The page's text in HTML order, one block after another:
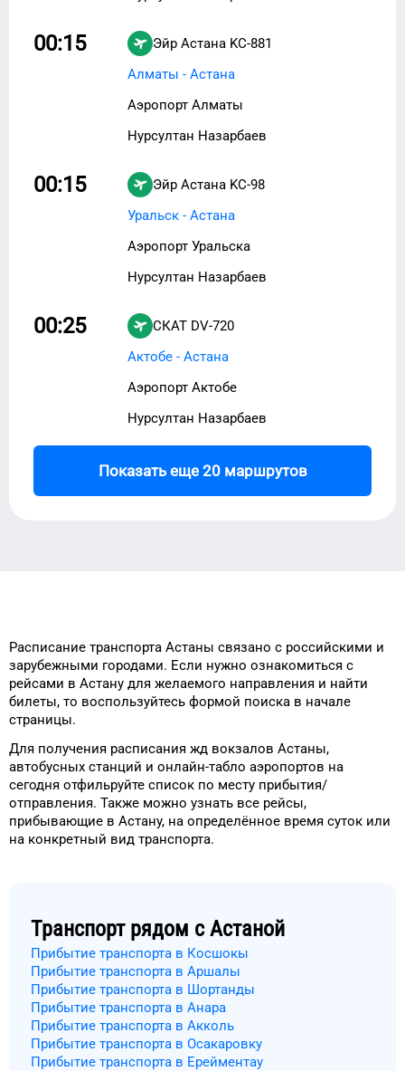
00:15 Эйр Астана KC-881
Алматы - Астана
Аэропорт Алматы
Нурсултан Назарбаев
00:15 Эйр Астана KC-98
Уральск - Астана
Аэропорт Уральска
Нурсултан Назарбаев
00:25 СКАТ DV-720
Актобе - Астана
Аэропорт Актобе
Нурсултан Назарбаев
Показать еще 20 маршрутов
Расписание транспорта Астаны связано с российскими и
зарубежными городами. Если нужно ознакомиться с
рейсами в Астану для желаемого направления и найти
билеты, то воспользуйтесь формой поиска в начале
страницы.
Для получения расписания жд вокзалов Астаны,
автобусных станций и онлайн-табло аэропортов на
сегодня отфильруйте список по месту прибытия/
отправления. Также можно узнать все рейсы,
прибывающие в Астану, на определённое время суток или
на конкретный вид транспорта.
Транспорт рядом с Астаной
Прибытие транспорта в Косшокы
Прибытие транспорта в Аршалы
Прибытие транспорта в Шортанды
Прибытие транспорта в Анара
Прибытие транспорта в Акколь
Прибытие транспорта в Осакаровку
Прибытие транспорта в Ерейментау